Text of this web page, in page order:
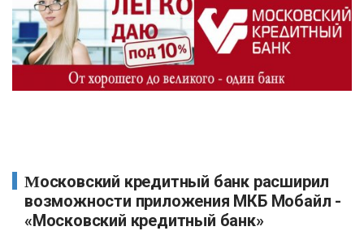
Московский кредитный банк расширил
возможности приложения МКБ Мобайл -
«Московский кредитный банк»